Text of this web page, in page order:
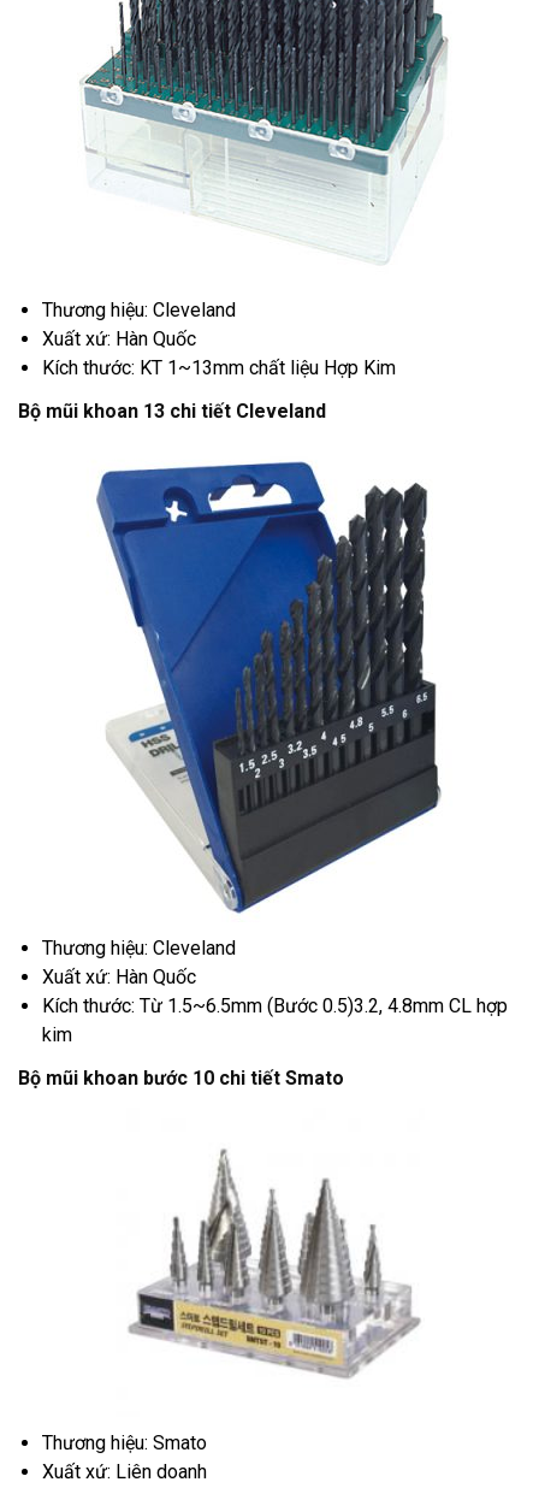
Thương hiệu: Cleveland
Xuất xứ: Hàn Quốc
Kích thước: KT 1~13mm chất liệu Hợp Kim
Bộ mũi khoan 13 chi tiết Cleveland
Thương hiệu: Cleveland
Xuất xứ: Hàn Quốc
Kích thước: Từ 1.5~6.5mm (Bước 0.5)3.2, 4.8mm CL hợp
kim
Bộ mũi khoan bước 10 chi tiết Smato
Thương hiệu: Smato
Xuất xứ: Liên doanh